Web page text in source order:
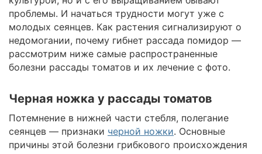
проблемы. И начаться трудности могут уже с
молодых сеянцев. Как растения сигнализируют о
недомогании, почему гибнет рассада помидор —
рассмотрим ниже самые распространенные
болезни рассады томатов и их лечение с фото.
Черная ножка у рассады томатов
Потемнение в нижней части стебля, полегание
сеянцев — признаки черной ножки. Основные
причины этой болезни грибкового происхождения